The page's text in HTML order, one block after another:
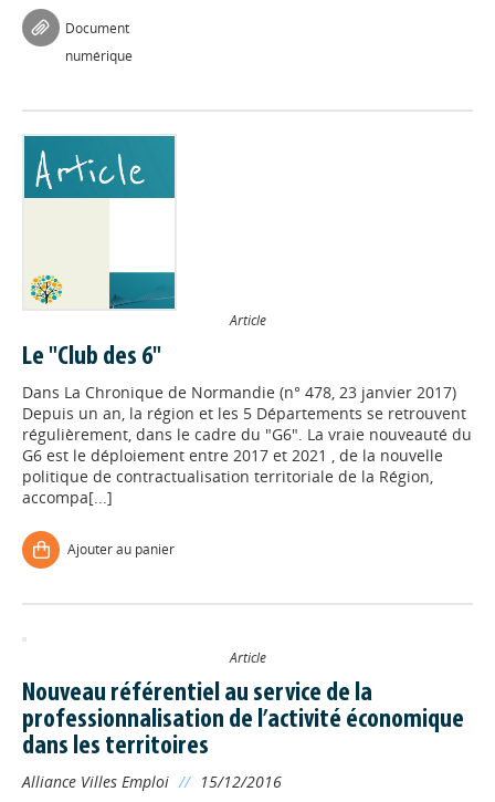
Document
numérique
Article
Le "Club des 6"
Dans La Chronique de Normandie (n° 478, 23 janvier 2017)
Depuis un an, la région et les 5 Départements se retrouvent
régulièrement, dans le cadre du "G6". La vraie nouveauté du
G6 est le déploiement entre 2017 et 2021 , de la nouvelle
politique de contractualisation territoriale de la Région,
accompa[...]
Ajouter au panier
Article
Nouveau référentiel au service de la
professionnalisation de l’activité économique
dans les territoires
Alliance Villes Emploi // 15/12/2016